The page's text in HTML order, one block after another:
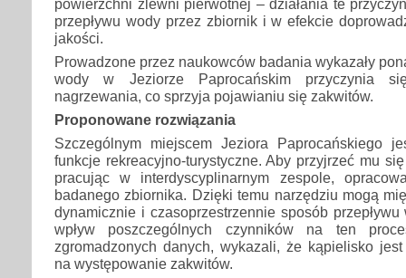
przepływu wody przez zbiornik i w efekcie
jakości.
Prowadzone przez naukowców badania wykazały
wody w Jeziorze Paprocańskim przyczynia
nagrzewania, co sprzyja pojawianiu się zakwitów.
Proponowane rozwiązania
Szczególnym miejscem Jeziora Paprocańskiego
funkcje rekreacyjno-turystyczne. Aby przyjrzeć mu
pracując w interdyscyplinarnym zespole,
badanego zbiornika. Dzięki temu narzędziu mogą
dynamicznie i czasoprzestrzennie sposób
wpływ poszczególnych czynników na ten
zgromadzonych danych, wykazali, że kąpielisko
na występowanie zakwitów.